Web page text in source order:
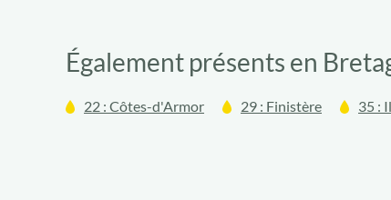
Également présents en
22 : Côtes-d'Armor 29 : Finistère 35 :